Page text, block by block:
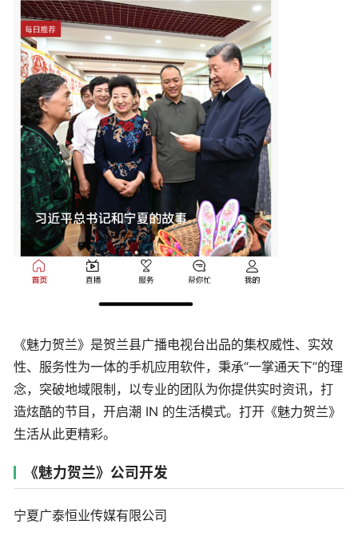
《魅力贺兰》是贺兰县广播电视台出品的集权威性、实效
性、服务性为一体的手机应用软件，秉承“一掌通天下”的理
念，突破地域限制，以专业的团队为你提供实时资讯，打
造炫酷的节目，开启潮 IN 的生活模式。打开《魅力贺兰》
生活从此更精彩。
《魅力贺兰》公司开发
宁夏广泰恒业传媒有限公司